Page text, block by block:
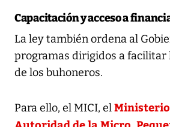
Capacitación y acceso a
La ley también ordena al
programas dirigidos a facilitar
de los buhoneros.
Para ello, el MICI, el